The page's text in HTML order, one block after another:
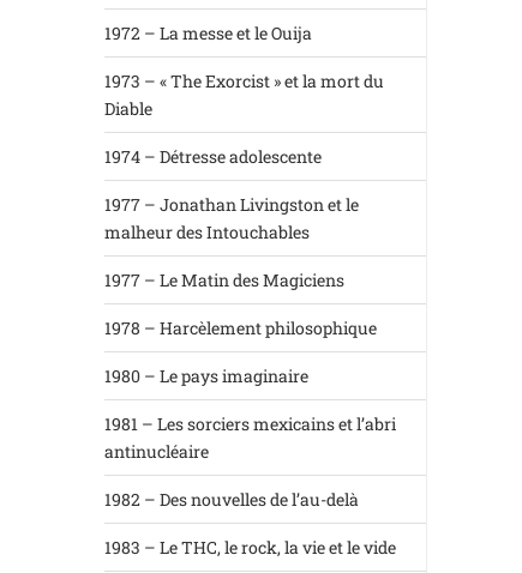
1972 – La messe et le Ouija
1973 – « The Exorcist » et la mort du
Diable
1974 – Détresse adolescente
1977 – Jonathan Livingston et le
malheur des Intouchables
1977 – Le Matin des Magiciens
1978 – Harcèlement philosophique
1980 – Le pays imaginaire
1981 – Les sorciers mexicains et l’abri
antinucléaire
1982 – Des nouvelles de l’au-delà
1983 – Le THC, le rock, la vie et le vide